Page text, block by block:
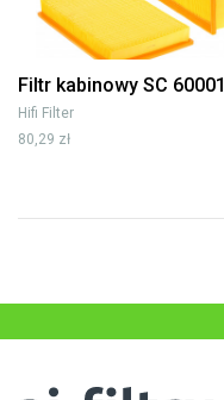
Filtr kabinowy SC 60001
Hifi Filter
80,29 zł